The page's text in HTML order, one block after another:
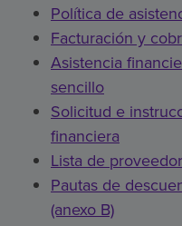
Política de
Facturación y
Asistencia
sencillo
Solicitud e
financiera
Lista de
Pautas de
(anexo B)